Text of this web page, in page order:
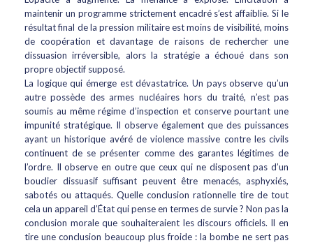
maintenir un programme strictement encadré s’est affaiblie. Si le
résultat final de la pression militaire est moins de visibilité, moins
de coopération et davantage de raisons de rechercher une
dissuasion irréversible, alors la stratégie a échoué dans son
propre objectif supposé.
La logique qui émerge est dévastatrice. Un pays observe qu’un
autre possède des armes nucléaires hors du traité, n’est pas
soumis au même régime d’inspection et conserve pourtant une
impunité stratégique. Il observe également que des puissances
ayant un historique avéré de violence massive contre les civils
continuent de se présenter comme des garantes légitimes de
l’ordre. Il observe en outre que ceux qui ne disposent pas d’un
bouclier dissuasif suffisant peuvent être menacés, asphyxiés,
sabotés ou attaqués. Quelle conclusion rationnelle tire de tout
cela un appareil d’État qui pense en termes de survie ? Non pas la
conclusion morale que souhaiteraient les discours officiels. Il en
tire une conclusion beaucoup plus froide : la bombe ne sert pas